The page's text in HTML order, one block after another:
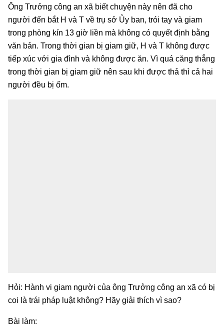
Ông Trưởng công an xã biết chuyện này nên đã cho
người đến bắt H và T về trụ sở Ủy ban, trói tay và giam
trong phòng kín 13 giờ liền mà không có quyết định bằng
văn bản. Trong thời gian bị giam giữ, H và T không được
tiếp xúc với gia đình và không được ăn. Vì quá căng thẳng
trong thời gian bị giam giữ nên sau khi được thả thì cả hai
người đều bị ốm.
Hỏi: Hành vi giam người của ông Trưởng công an xã có bị
coi là trái pháp luật không? Hãy giải thích vì sao?
Bài làm: